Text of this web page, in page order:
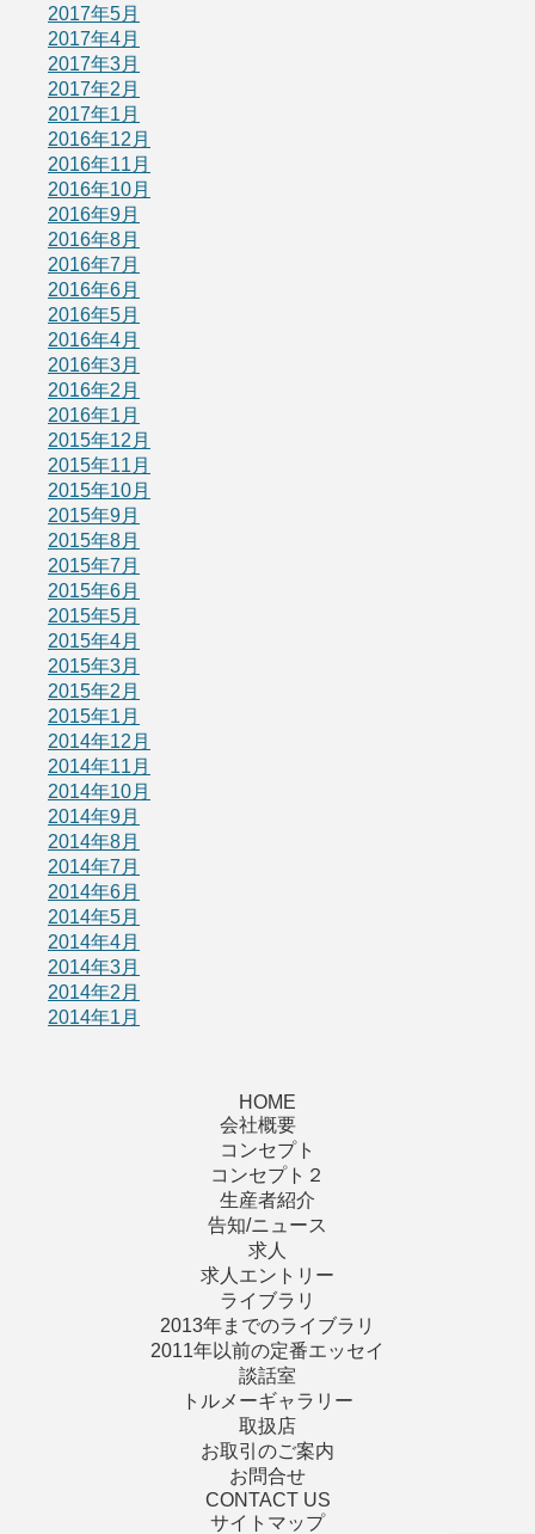
2017年5月
2017年4月
2017年3月
2017年2月
2017年1月
2016年12月
2016年11月
2016年10月
2016年9月
2016年8月
2016年7月
2016年6月
2016年5月
2016年4月
2016年3月
2016年2月
2016年1月
2015年12月
2015年11月
2015年10月
2015年9月
2015年8月
2015年7月
2015年6月
2015年5月
2015年4月
2015年3月
2015年2月
2015年1月
2014年12月
2014年11月
2014年10月
2014年9月
2014年8月
2014年7月
2014年6月
2014年5月
2014年4月
2014年3月
2014年2月
2014年1月
HOME
会社概要
コンセプト
コンセプト２
生産者紹介
告知/ニュース
求人
求人エントリー
ライブラリ
2013年までのライブラリ
2011年以前の定番エッセイ
談話室
トルメーギャラリー
取扱店
お取引のご案内
お問合せ
CONTACT US
サイトマップ